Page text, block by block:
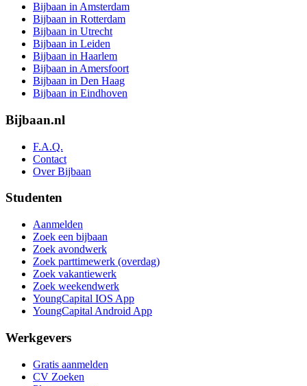
Bijbaan in Amsterdam
Bijbaan in Rotterdam
Bijbaan in Utrecht
Bijbaan in Leiden
Bijbaan in Haarlem
Bijbaan in Amersfoort
Bijbaan in Den Haag
Bijbaan in Eindhoven
Bijbaan.nl
F.A.Q.
Contact
Over Bijbaan
Studenten
Aanmelden
Zoek een bijbaan
Zoek avondwerk
Zoek parttimewerk (overdag)
Zoek vakantiewerk
Zoek weekendwerk
YoungCapital IOS App
YoungCapital Android App
Werkgevers
Gratis aanmelden
CV Zoeken